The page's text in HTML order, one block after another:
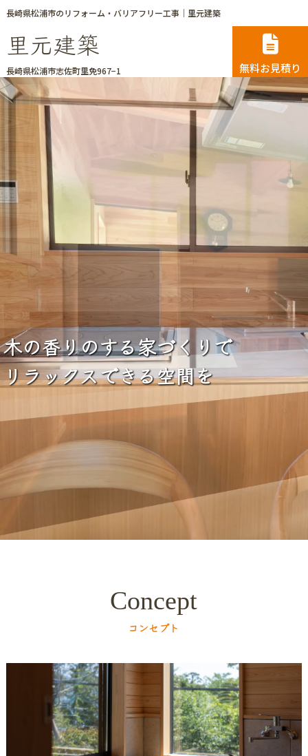
長崎県松浦市のリフォーム・バリアフリー工事｜里元建築
里元建築
長崎県松浦市志佐町里免967−1
水回りリフォーム
内装リフォーム
外構リフォーム
防水工事
外壁塗装
無料お見積り
木の香りのする家づくりで
リラックスできる空間を
Concept
コンセプト